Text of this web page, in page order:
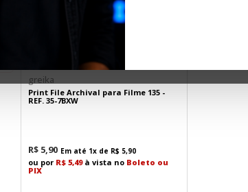
greika
Print File Archival para Filme 135 -
REF. 35-7BXW
R$ 5,90 Em até 1x de R$ 5,90
ou por R$ 5,49à vista no Boleto ou
PIX